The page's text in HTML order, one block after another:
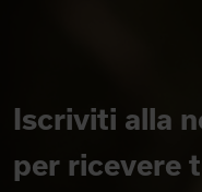
Iscriviti alla
per ricevere